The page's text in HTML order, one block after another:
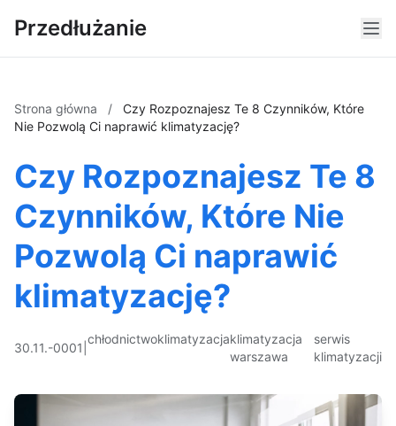
Przedłużanie
Strona główna /
Czy Rozpoznajesz Te 8 Czynników, Które
Nie Pozwolą Ci naprawić klimatyzację?
Czy Rozpoznajesz Te 8
Czynników, Które Nie
Pozwolą Ci naprawić
klimatyzację?
30.11.-0001
chłodnictwoklimatyzacjaklimatyzacja
warszawa
serwis
klimatyzacji